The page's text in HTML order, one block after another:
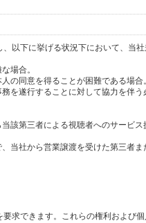
以下に挙げる状況下において、当
場合。
の同意を得ることが困難である場合。
を遂行することに対して協力を伴
該第三者による視聴者へのサービス
当社から営業譲渡を受けた第三者ま
求できます。これらの権利および